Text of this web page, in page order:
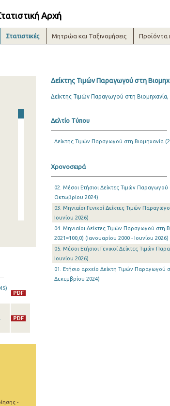
Αρχή
Στατιστικές Μητρώα και Ταξινομήσεις Προϊόντα
-
Δείκτης Τιμών Παραγωγού στη
Δείκτης Τιμών Παραγωγού στη Βιομηχανία,
Δελτίο Τύπου
Δείκτης Τιμών Παραγωγού στη Βιομηχανία
Χρονοσειρά
02. Μέσοι Ετήσιοι Δείκτες Τιμών
Οκτωβρίου 2024)
03. Μηνιαίοι Γενικοί Δείκτες Τιμών
Ιουνίου 2026)
04. Μηνιαίοι Δείκτες Τιμών Παραγωγού στη
2021=100,0) (Ιανουαρίου 2000 - Ιουνίου 2026)
05. Μέσοι Ετήσιοι Γενικοί Δείκτες Τιμών
Ιουνίου 2026)
01. Ετήσιο αρχείο Δείκτη Τιμών Παραγωγού
Δεκεμβρίου 2024)